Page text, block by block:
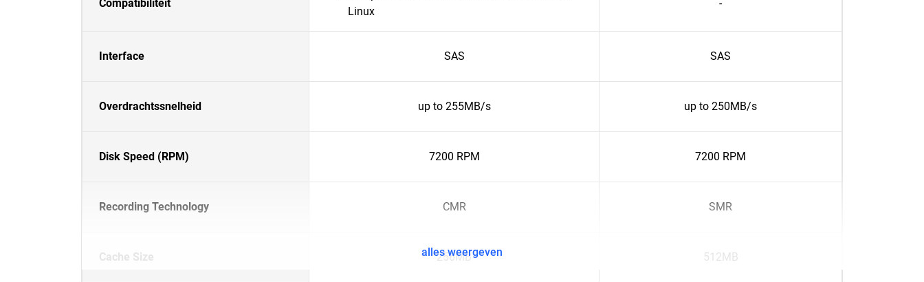
Compatibiliteit
Linux
-
Interface SAS SAS
Overdrachtssnelheid up to 255MB/s up to 250MB/s
Disk Speed (RPM) 7200 RPM 7200 RPM
Recording Technology CMR SMR
Cache Size 256MB 512MB
alles weergeven